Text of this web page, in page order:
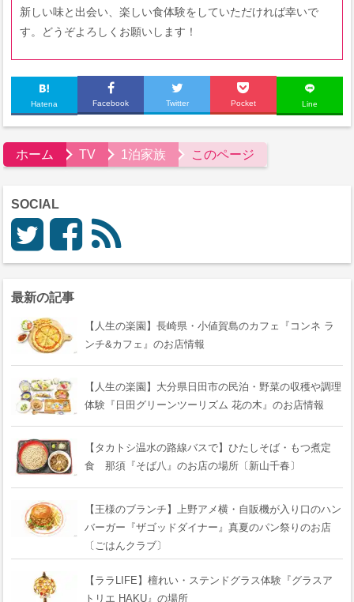
新しい味と出会い、楽しい食体験をしていただければ幸いで
す。どうぞよろしくお願いします！
Hatena Facebook Twitter Pocket Line
ホーム TV 1泊家族 このページ
SOCIAL
最新の記事
【人生の楽園】長崎県・小値賀島のカフェ『コンネ ラ
ンチ&カフェ』のお店情報
【人生の楽園】大分県日田市の民泊・野菜の収穫や調理
体験『日田グリーンツーリズム 花の木』のお店情報
【タカトシ温水の路線バスで】ひたしそば・もつ煮定
食 那須『そば八』のお店の場所〔新山千春〕
【王様のブランチ】上野アメ横・自販機が入り口のハン
バーガー『ザゴッドダイナー』真夏のパン祭りのお店
〔ごはんクラブ〕
【ララLIFE】檀れい・ステンドグラス体験『グラスア
トリエ HAKU』の場所